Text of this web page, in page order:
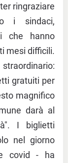
ringraziare
i sindaci,
che hanno
mesi difficili.
gratuiti per
magnifico
darà al
I biglietti
nel giorno
covid - ha